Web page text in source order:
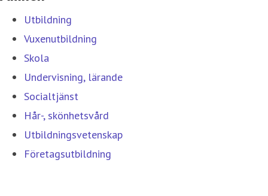
Utbildning
Vuxenutbildning
Skola
Undervisning, lärande
Socialtjänst
Hår-, skönhetsvård
Utbildningsvetenskap
Företagsutbildning